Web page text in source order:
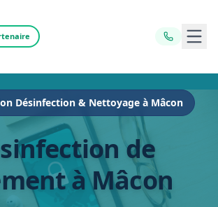
Désinfection & Nettoyage à Mâcon
de
à Mâcon